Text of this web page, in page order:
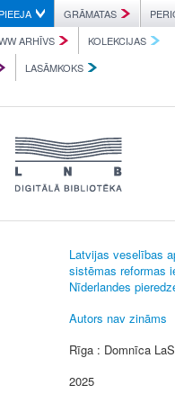
GRĀMATAS
ARHĪVS
KOLEKCIJAS
LASĀMKOKS
Latvijas veselības
sistēmas reformas
Nīderlandes
Autors nav zināms
Rīga : Domnīca
2025